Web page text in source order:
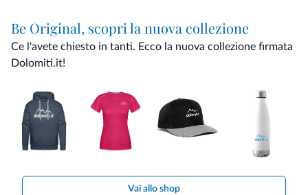
Be Original, scopri la nuova collezione
Ce l'avete chiesto in tanti. Ecco la nuova collezione firmata
Dolomiti.it!
Vai allo shop